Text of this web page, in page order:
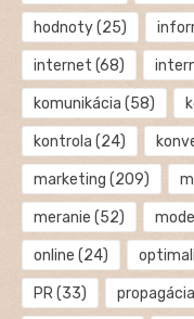
hodnoty(25)
internet (68)
komunikácia (58)
kontrola (24)
marketing (209)
meranie (52)
online (24)
PR(33) propagácia